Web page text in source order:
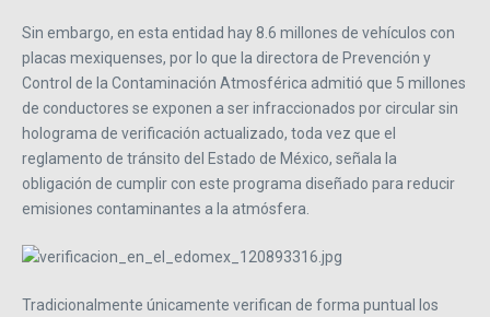
Sin embargo, en esta entidad hay 8.6 millones de vehículos con
placas mexiquenses, por lo que la directora de Prevención y
Control de la Contaminación Atmosférica admitió que 5 millones
de conductores se exponen a ser infraccionados por circular sin
holograma de verificación actualizado, toda vez que el
reglamento de tránsito del Estado de México, señala la
obligación de cumplir con este programa diseñado para reducir
emisiones contaminantes a la atmósfera.
Tradicionalmente únicamente verifican de forma puntual los